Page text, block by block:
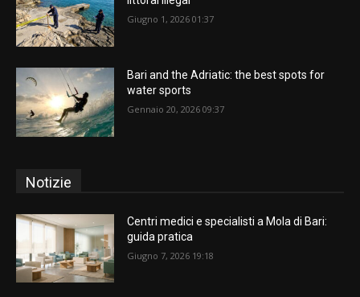
Giugno 1, 2026 01:37
Bari and the Adriatic: the best spots for
water sports
Gennaio 20, 2026 09:37
Notizie
Centri medici e specialisti a Mola di Bari:
guida pratica
Giugno 7, 2026 19:18